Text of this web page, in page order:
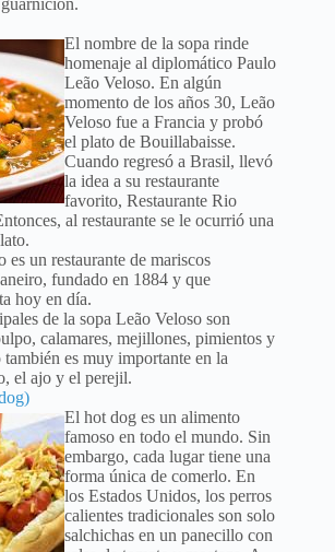
El nombre de la sopa rinde
homenaje al diplomático Paulo
Leão Veloso. En algún
momento de los años 30, Leão
Veloso fue a Francia y probó
el plato de Bouillabaisse.
Cuando regresó a Brasil, llevó
la idea a su restaurante
favorito, Restaurante Rio
al restaurante se le ocurrió una
un restaurante de mariscos
fundado en 1884 y que
hoy en día.
de la sopa Leão Veloso son
calamares, mejillones, pimientos y
es muy importante en la
el ajo y el perejil.
El hot dog es un alimento
famoso en todo el mundo. Sin
embargo, cada lugar tiene una
forma única de comerlo. En
los Estados Unidos, los perros
calientes tradicionales son solo
salchichas en un panecillo con